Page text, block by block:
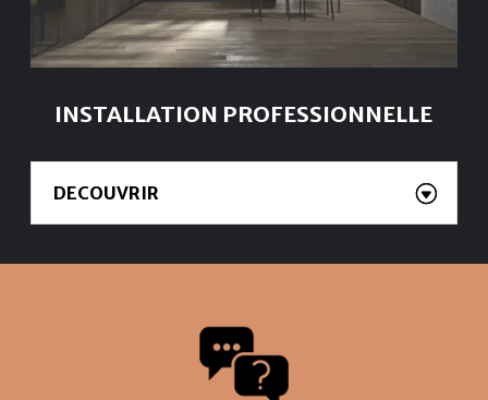
INSTALLATION PROFESSIONNELLE
DECOUVRIR